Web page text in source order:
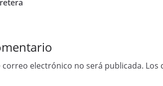
correo electrónico no será publicada. Los